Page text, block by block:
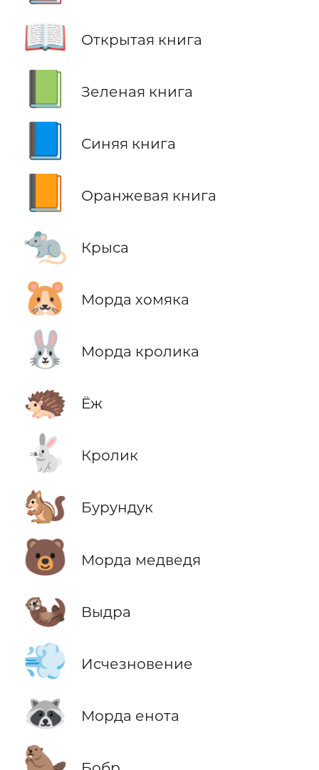
📖 Открытая книга
Зеленая книга
Синяя книга
Оранжевая книга
🐀 Крыса
🐹 Морда хомяка
🐰 Морда кролика
🦔 Ёж
🐇 Кролик
🐿️ Бурундук
🐻 Морда медведя
🦦 Выдра
💨 Исчезновение
🦝 Морда енота